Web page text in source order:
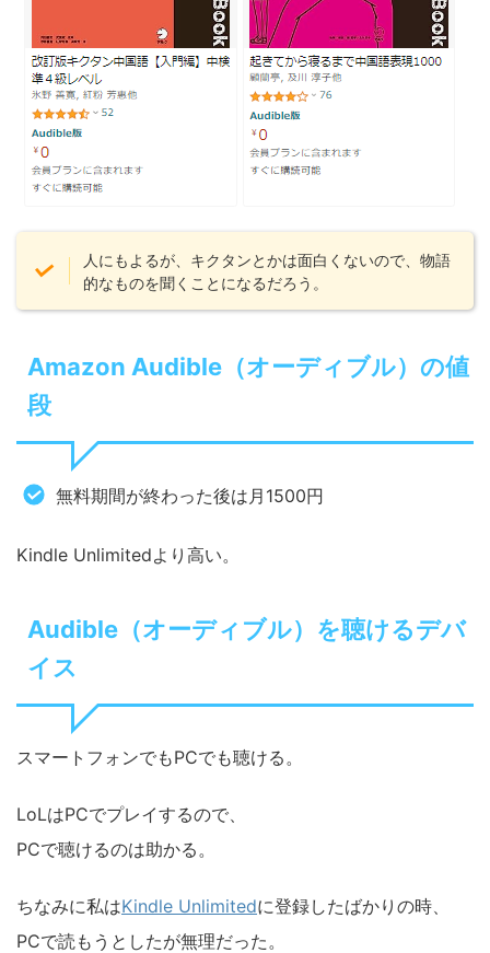
人にもよるが、キクタンとかは面白くないので、物語
的なものを聞くことになるだろう。
Amazon Audible（オーディブル）の値
段
無料期間が終わった後は月1500円
Kindle Unlimitedより高い。
Audible（オーディブル）を聴けるデバ
イス
スマートフォンでもPCでも聴ける。
LoLはPCでプレイするので、
PCで聴けるのは助かる。
ちなみに私はKindle Unlimitedに登録したばかりの時、
PCで読もうとしたが無理だった。